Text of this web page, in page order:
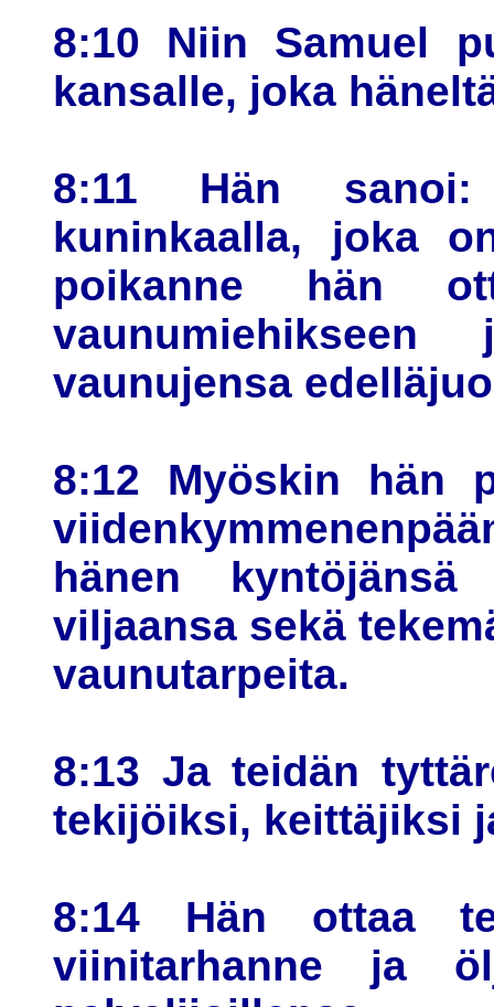
8:10 Niin Samuel
kansalle, joka
8:11 Hän
kuninkaalla, joka
poikanne hän
vaunujensa
8:12 Myöskin hän
hänen
viljaansa sekä
vaunutarpeita.
8:13 Ja teidän
tekijöiksi, keittäjiksi
8:14 Hän ottaa
viinitarhanne ja